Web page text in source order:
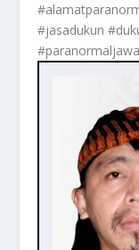
#jasadukun
#paranormaljawa